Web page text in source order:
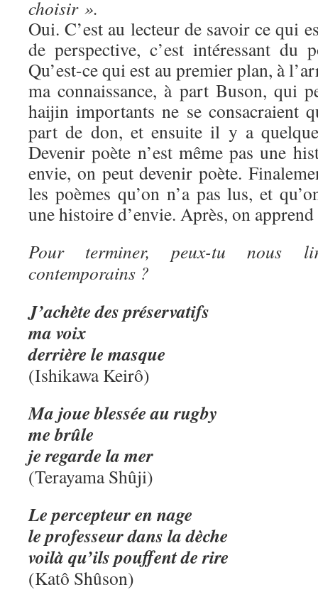
choisir ».
Oui. C’est au lecteur de savoir ce qui
de perspective, c’est intéressant du
Qu’est-ce qui est au premier plan, à
ma connaissance, à part Buson, qui
haijin importants ne se consacraient
part de don, et ensuite il y a
Devenir poète n’est même pas une
envie, on peut devenir poète.
les poèmes qu’on n’a pas lus, et
une histoire d’envie. Après, on
Pour terminer, peux-tu nous
contemporains ?
J’achète des préservatifs
ma voix
derrière le masque
(Ishikawa Keirô)
Ma joue blessée au rugby
me brûle
je regarde la mer
(Terayama Shûji)
Le percepteur en nage
le professeur dans la dèche
voilà qu’ils pouffent de rire
(Katô Shûson)